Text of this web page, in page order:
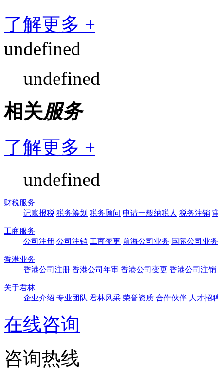
了解更多 +
undefined
undefined
相关服务
了解更多 +
undefined
财税服务
记账报税 税务筹划 税务顾问 申请一般纳税人 税务注销
工商服务
公司注册 公司注销 工商变更 前海公司业务 国际公司业务
香港业务
香港公司注册 香港公司年审 香港公司变更 香港公司注销
关于君林
企业介绍 专业团队 君林风采 荣誉资质 合作伙伴 人才招
在线咨询
咨询热线